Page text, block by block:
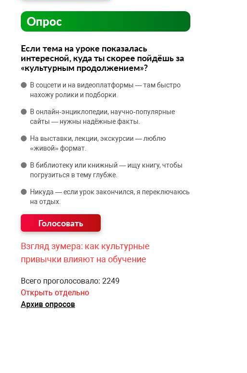
Опрос
Если тема на уроке показалась
интересной, куда ты скорее пойдёшь за
«культурным продолжением»?
В соцсети и на видеоплатформы — там быстро
нахожу ролики и подборки.
В онлайн‑энциклопедии, научно‑популярные
сайты — нужны надёжные факты.
На выставки, лекции, экскурсии — люблю
«живой» формат.
В библиотеку или книжный — ищу книгу, чтобы
погрузиться в тему глубже.
Никуда — если урок закончился, я переключаюсь
на отдых.
Взгляд зумера: как культурные
привычки влияют на обучение
Всего проголосовало: 2249
Открыть отдельно
Архив опросов